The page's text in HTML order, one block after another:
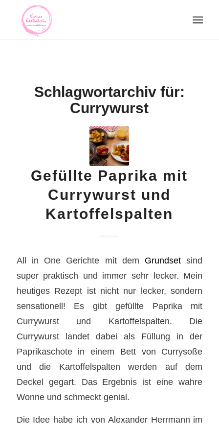
Schlagwortarchiv für:
Currywurst
Gefüllte Paprika mit
Currywurst und
Kartoffelspalten
All in One Gerichte mit dem Grundsetsind
super praktisch und immer sehr lecker. Mein
heutiges Rezept ist nicht nur lecker, sondern
sensationell! Es gibt gefüllte Paprika mit
Currywurst und Kartoffelspalten. Die
Currywurst landet dabei als Füllung in der
Paprikaschote in einem Bett von Currysoße
und die Kartoffelspalten werden auf dem
Deckel gegart. Das Ergebnis ist eine wahre
Wonne und schmeckt genial.
Die Idee habe ich von Alexander Herrmann im